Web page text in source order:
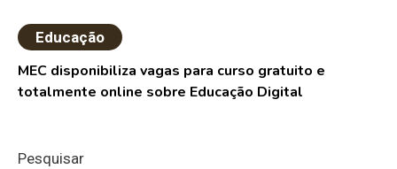
Educação
MEC disponibiliza vagas para curso gratuito e
totalmente online sobre Educação Digital
Pesquisar